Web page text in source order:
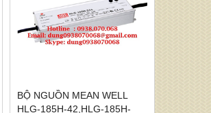
BỘ NGUỒN MEAN WELL
HLG-185H-42,HLG-185H-